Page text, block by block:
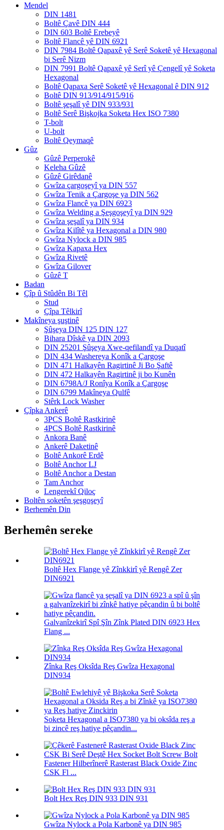
Mendel
DIN 1481
Boltê Çavê DIN 444
DIN 603 Boltê Erebeyê
Boltê Flancê yê DIN 6921
DIN 7984 Boltê Qapaxê yê Serê Soketê yê Hexagonal
bi Serê Nizm
DIN 7991 Boltê Qapaxê yê Serî yê Çengelî yê Soketa
Hexagonal
Boltê Qapaxa Serê Soketê yê Hexagonal ê DIN 912
Boltê DIN 913/914/915/916
Boltê şeşalî yê DIN 933/931
Boltê Serê Bişkojka Soketa Hex ISO 7380
T-bolt
U-bolt
Boltê Qeymaqê
Gûz
Gûzê Perperokê
Keleha Gûzê
Gûzê Girêdanê
Gwîza çargoşeyî ya DIN 557
Gwîza Tenik a Çargoşe ya DIN 562
Gwîza Flancê ya DIN 6923
Gwîza Welding a Şeşgoşeyî ya DIN 929
Gwîza şeşalî ya DIN 934
Gwîza Kilîtê ya Hexagonal a DIN 980
Gwîza Nylock a DIN 985
Gwîza Kapaxa Hex
Gwîza Rivetê
Gwîza Gilover
Gûzê T
Badan
Çîp û Stûdên Bi Têl
Stud
Çîpa Têlkirî
Makîneya şuştinê
Şûşeya DIN 125 DIN 127
Bihara Dîskê ya DIN 2093
DIN 25201 Şûşeya Xwe-qefilandî ya Duqatî
DIN 434 Washereya Konîk a Çargoşe
DIN 471 Halkayên Ragirtinê Ji Bo Şaftê
DIN 472 Halkayên Ragirtinê ji bo Kunên
DIN 6798A/J Ronîya Konîk a Çargoşe
DIN 6799 Makîneya Qulfê
Stêrk Lock Washer
Çîpka Ankerê
3PCS Boltê Rastkirinê
4PCS Boltê Rastkirinê
Ankora Banê
Ankerê Daketinê
Boltê Ankorê Erdê
Boltê Anchor LJ
Boltê Anchor a Destan
Tam Anchor
Lengerekî Qiloç
Boltên soketên şeşgoşeyî
Berhemên Din
Berhemên sereke
Boltê Hex Flange yê Zînkkirî yê Rengê Zer
DIN6921
Galvanîzekirî Spî Şîn Zînk Plated DIN 6923 Hex
Flang ...
Zînka Reş Oksîda Reş Gwîza Hexagonal
DIN934
Soketa Hexagonal a ISO7380 ya bi oksîda reş a
bi zincê reş hatiye pêçandin...
Fastener Hilberînerê Rasterast Black Oxide Zinc
CSK Fl ...
Bolt Hex Reş DIN 933 DIN 931
Gwîza Nylock a Pola Karbonê ya DIN 985